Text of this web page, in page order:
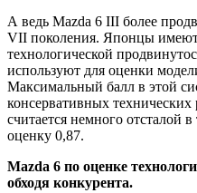
А ведь Mazda 6 III более
VII поколения. Японцы
технологической
используют для оценки
Максимальный балл в этой
консервативных
считается немного отсталой
оценку 0,87.
Mazda 6 по оценке
обходя конкурента.